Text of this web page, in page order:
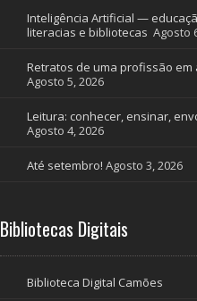
Inteligência Artificial —
literacias e bibliotecas Agosto
Retratos de uma profissão em
Agosto 5, 2026
Leitura: conhecer, ensinar,
Agosto 4, 2026
Até setembro! Agosto 3, 2026
Bibliotecas Digitais
Biblioteca Digital Camões